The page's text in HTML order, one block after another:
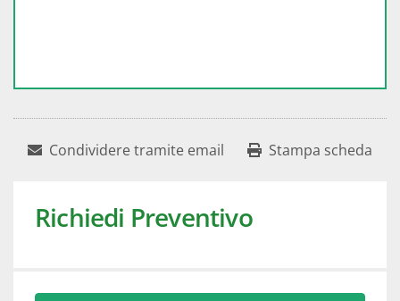
Condividere tramite email Stampa scheda
Richiedi Preventivo